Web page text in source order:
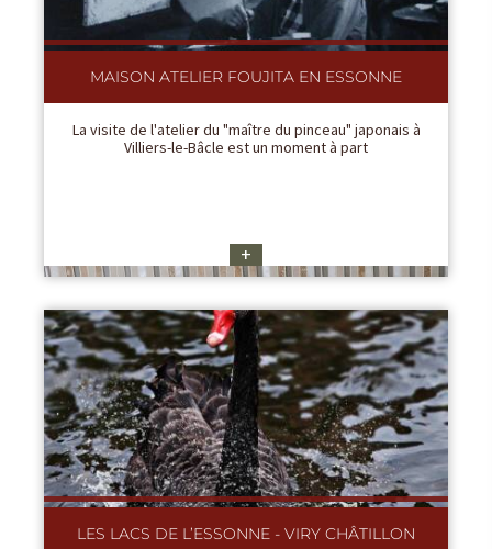
MAISON ATELIER FOUJITA EN ESSONNE
La visite de l'atelier du "maître du pinceau" japonais à
Villiers-le-Bâcle est un moment à part
+
LES LACS DE L’ESSONNE - VIRY CHÂTILLON